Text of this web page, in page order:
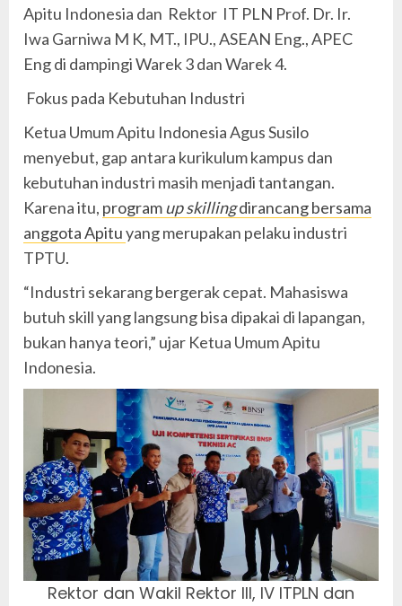
Apitu Indonesia dan Rektor IT PLN Prof. Dr. Ir.
Iwa Garniwa M K, MT., IPU., ASEAN Eng., APEC
Eng di dampingi Warek 3 dan Warek 4.
Fokus pada Kebutuhan Industri
Ketua Umum Apitu Indonesia Agus Susilo
menyebut, gap antara kurikulum kampus dan
kebutuhan industri masih menjadi tantangan.
Karena itu, programup skillingdirancang bersama
anggota Apituyang merupakan pelaku industri
TPTU.
“Industri sekarang bergerak cepat. Mahasiswa
butuh skill yang langsung bisa dipakai di lapangan,
bukan hanya teori,” ujar Ketua Umum Apitu
Indonesia.
Rektor dan Wakil Rektor III, IV ITPLN dan